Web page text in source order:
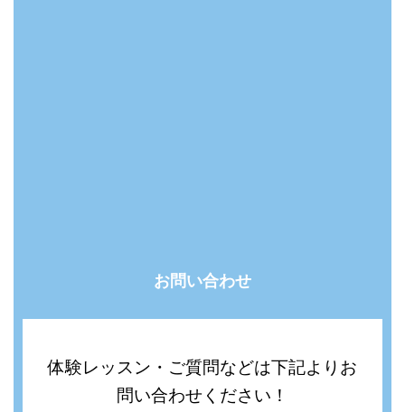
お問い合わせ
体験レッスン・ご質問などは下記よりお
問い合わせください！